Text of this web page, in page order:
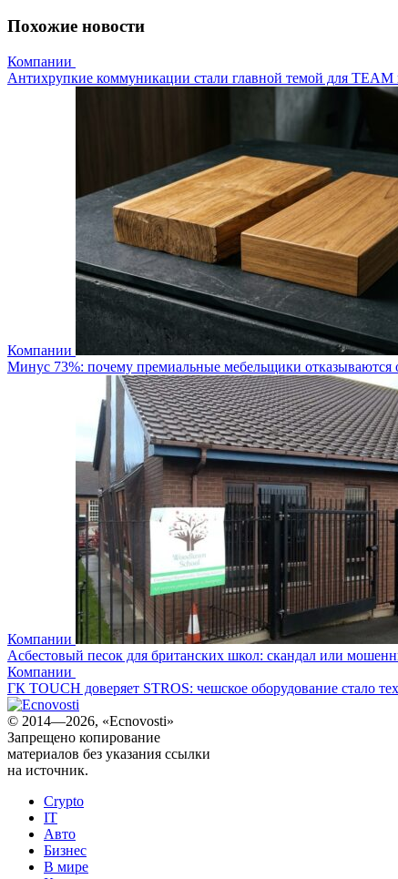
Похожие новости
Компании
Антихрупкие коммуникации стали главной темой для
Компании
Минус 73%: почему премиальные мебельщики отказываются
Компании
Асбестовый песок для британских школ: скандал или
Компании
ГК TOUCH доверяет STROS: чешское оборудование стало
© 2014—2026, «Ecnovosti»
Запрещено копирование
материалов без указания ссылки
на источник.
Crypto
IT
Авто
Бизнес
В мире